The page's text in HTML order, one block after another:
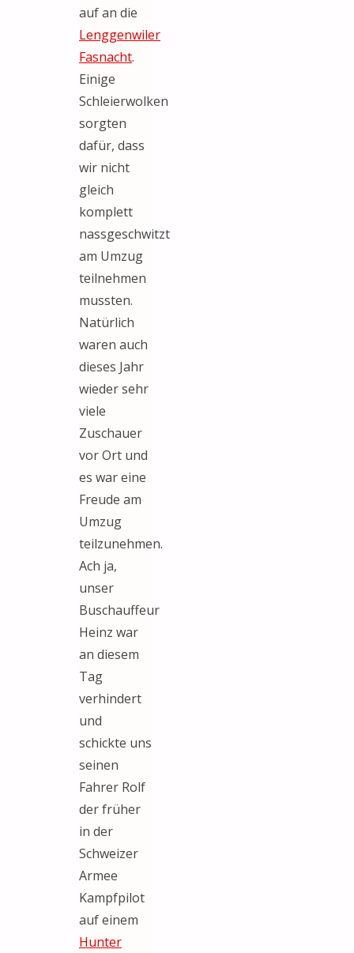
auf an die
Lenggenwiler
Fasnacht.
Einige
Schleierwolken
sorgten
dafür, dass
wir nicht
gleich
komplett
nassgeschwitzt
am Umzug
teilnehmen
mussten.
Natürlich
waren auch
dieses Jahr
wieder sehr
viele
Zuschauer
vor Ort und
es war eine
Freude am
Umzug
teilzunehmen.
Ach ja,
unser
Buschauffeur
Heinz war
an diesem
Tag
verhindert
und
schickte uns
seinen
Fahrer Rolf
der früher
in der
Schweizer
Armee
Kampfpilot
auf einem
Hunter